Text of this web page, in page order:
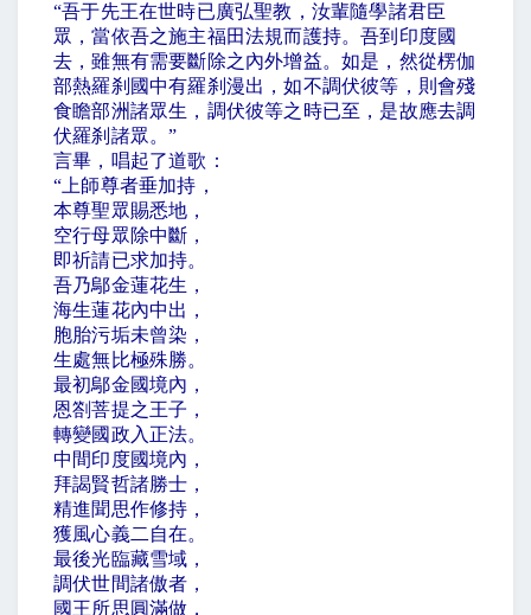
“吾于先王在世時已廣弘聖教，汝輩隨學諸君臣
眾，當依吾之施主福田法規而護持。吾到印度國
去，雖無有需要斷除之內外增益。如是，然從楞伽
部熱羅刹國中有羅刹漫出，如不調伏彼等，則會殘
食瞻部洲諸眾生，調伏彼等之時已至，是故應去調
伏羅刹諸眾。”
言畢，唱起了道歌：
“ 上師尊者垂加持，
本尊聖眾賜悉地，
空行母眾除中斷，
即祈請已求加持。
吾乃鄔金蓮花生，
海生蓮花內中出，
胞胎污垢未曾染，
生處無比極殊勝。
最初鄔金國境內，
恩劄菩提之王子，
轉變國政入正法。
中間印度國境內，
拜謁賢哲諸勝士，
精進聞思作修持，
獲風心義二自在。
最後光臨藏雪域，
調伏世間諸傲者，
國王所思圓滿做，